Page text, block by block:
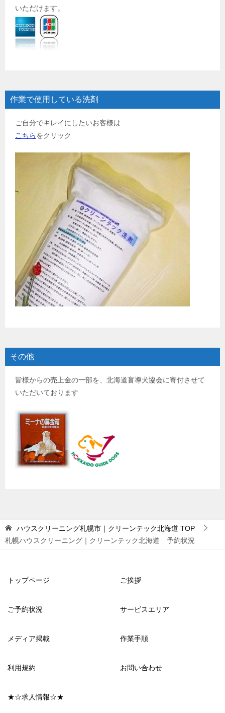
いただけます。
作業で使用している洗剤
ご自分でキレイにしたいお客様は
こちらをクリック
その他
皆様からの売上金の一部を、北海道盲導犬協会に寄付させて
いただいております
ハウスクリーニング札幌市｜クリーンテック北海道 TOP
札幌ハウスクリーニング｜クリーンテック北海道 予約状況
トップページ ご挨拶
ご予約状況 サービスエリア
メディア掲載 作業手順
利用規約 お問い合わせ
★☆求人情報☆★